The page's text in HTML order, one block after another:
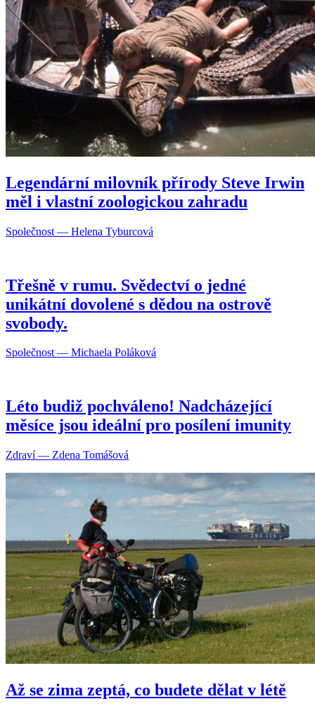
Legendární milovník přírody Steve Irwin
měl i vlastní zoologickou zahradu
Společnost — Helena Tyburcová
Třešně v rumu. Svědectví o jedné
unikátní dovolené s dědou na ostrově
svobody.
Společnost — Michaela Poláková
Léto budiž pochváleno! Nadcházející
měsíce jsou ideální pro posílení imunity
Zdraví — Zdena Tomášová
Až se zima zeptá, co budete dělat v létě